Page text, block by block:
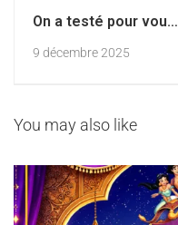
On a testé pour vous :
Inter, la radio des
9 décembre 2025
You may also like